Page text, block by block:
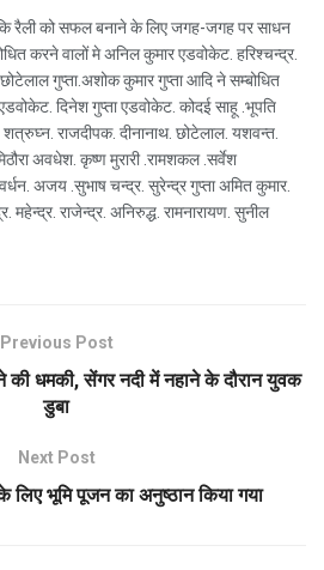
कि रैली को सफल बनाने के लिए जगह-जगह पर साधन
करने वालों मे अनिल कुमार एडवोकेट. हरिश्चन्द्र.
गुप्ता.अशोक कुमार गुप्ता आदि ने सम्बोधित
दिनेश गुप्ता एडवोकेट. कोदई साहू .भूपति
शत्रुघ्न. राजदीपक. दीनानाथ. छोटेलाल. यशवन्त.
अवधेश. कृष्ण मुरारी .रामशकल .सर्वेश
अजय .सुभाष चन्द्र. सुरेन्द्र गुप्ता अमित कुमार.
महेन्द्र. राजेन्द्र. अनिरुद्ध. रामनारायण. सुनील
Previous Post
की धमकी, सेंगर नदी में नहाने के दौरान युवक
डुबा
Next Post
लिए भूमि पूजन का अनुष्ठान किया गया